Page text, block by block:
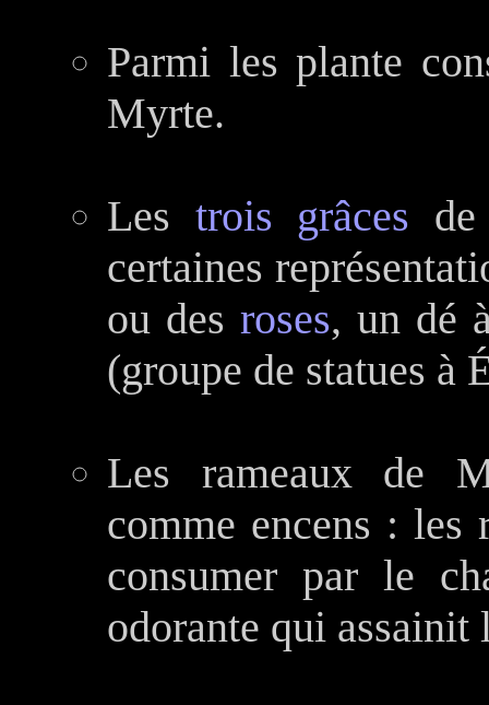
Parmi les plante
Myrte.
Les trois grâces
certaines
ou des roses, un dé
(groupe de statues à
Les rameaux de
comme encens : les
consumer par le
odorante qui assainit